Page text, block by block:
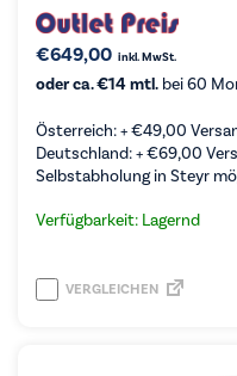
€649,00 inkl. MwSt.
oder ca. €14 mtl. bei 60
Österreich: +€49,00
Deutschland: +€69,00
Selbstabholung in Steyr
Verfügbarkeit: Lagernd
VERGLEICHEN